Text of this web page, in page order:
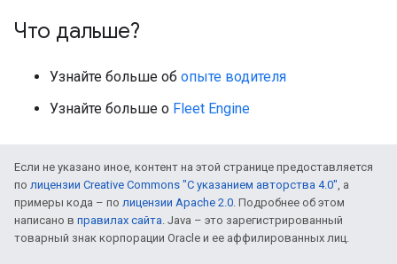
Что дальше?
Узнайте больше об опыте водителя
Узнайте больше о Fleet Engine
Если не указано иное, контент на этой странице предоставляется
по лицензии Creative Commons "С указанием авторства 4.0" , а
примеры кода – по лицензии Apache 2.0 . Подробнее об этом
написано в правилах сайта . Java – это зарегистрированный
товарный знак корпорации Oracle и ее аффилированных лиц.